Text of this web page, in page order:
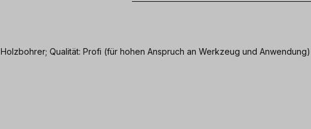
Holzbohrer; Qualität: Profi (für hohen Anspruch an Werkzeug und Anwendung)